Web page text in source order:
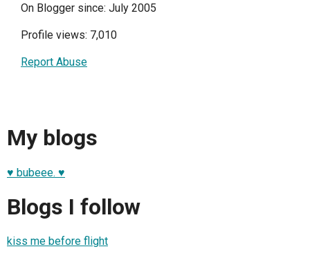
On Blogger since: July 2005
Profile views: 7,010
Report Abuse
My blogs
♥ bubeee. ♥
Blogs I follow
kiss me before flight